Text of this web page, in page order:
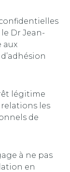
Dr Jean-
aux
légitime
relations les
de
à ne pas
en